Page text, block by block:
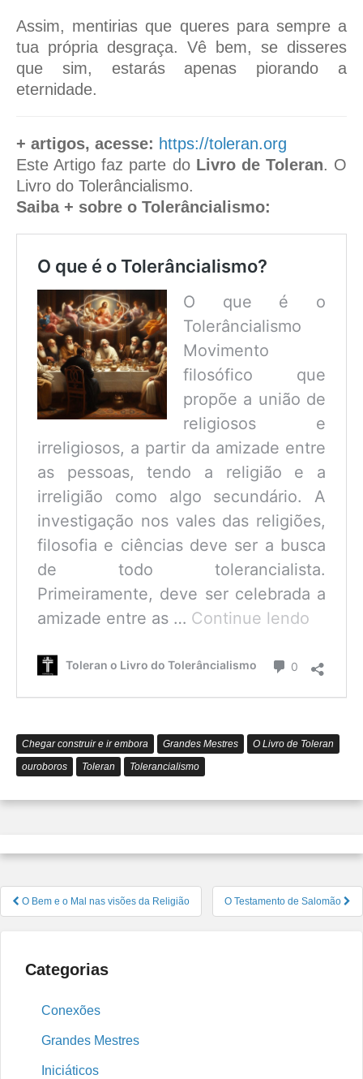
Assim, mentirias que queres para sempre a
tua própria desgraça. Vê bem, se disseres
que sim, estarás apenas piorando a
eternidade.
+ artigos, acesse: https://toleran.org
Este Artigo faz parte do Livro de Toleran. O
Livro do Tolerâncialismo.
Saiba + sobre o Tolerâncialismo:
O que é o Tolerâncialismo?
O que é o
Tolerâncialismo
Movimento
filosófico que
propõe a união de
religiosos e
irreligiosos, a partir da amizade entre
as pessoas, tendo a religião e a
irreligião como algo secundário. A
investigação nos vales das religiões,
filosofia e ciências deve ser a busca
de todo tolerancialista.
Primeiramente, deve ser celebrada a
amizade entre as … Continue lendo
é
Toleran o Livro do Tolerâncialismo 0 Comentário
Chegar construir e ir embora Grandes Mestres
O Livro de Toleran
ouroboros
Toleran Tolerancialismo
Navegação
de
O Bem e o Mal nas visões da Religião O Testamento de Salomão
Categorias
Conexões
Grandes Mestres
Iniciáticos